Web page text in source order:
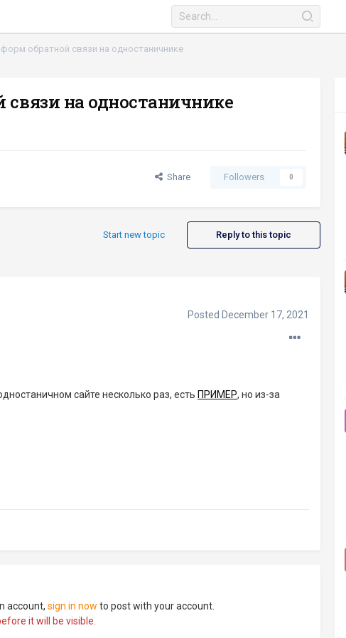
обратной связи на одностаничнике
связи на одностаничнике
Share Followers 0
Reply to this topic
Start new topic
Posted December 17, 2021
сайте несколько раз, есть ПРИМЕР, но из-за
account, sign in now to post with your account.
it will be visible.